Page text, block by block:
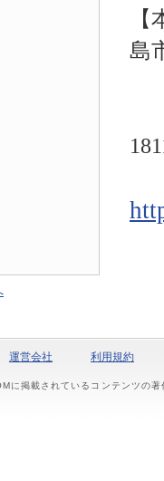
島
運営会社 利用規約
に掲載されているコンテンツの